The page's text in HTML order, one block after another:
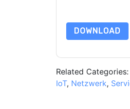
DOWNLOAD
Related Categories:
IoT, Netzwerk,